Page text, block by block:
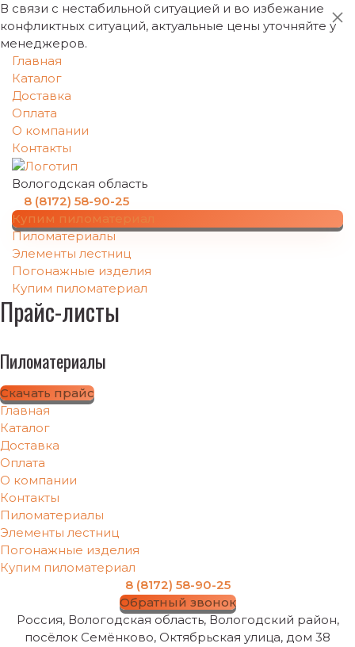
В связи с нестабильной ситуацией и во избежание
конфликтных ситуаций, актуальные цены уточняйте у
менеджеров.
Главная
Каталог
Доставка
Оплата
О компании
Контакты
Вологодская область
8 (8172) 58-90-25
Купим пиломатериал
Пиломатериалы
Элементы лестниц
Погонажные изделия
Купим пиломатериал
Прайс-листы
Пиломатериалы
Скачать прайс
Главная
Каталог
Доставка
Оплата
О компании
Контакты
Пиломатериалы
Элементы лестниц
Погонажные изделия
Купим пиломатериал
8 (8172) 58-90-25
Обратный звонок
Россия, Вологодская область, Вологодский район,
посёлок Семёнково, Октябрьская улица, дом 38